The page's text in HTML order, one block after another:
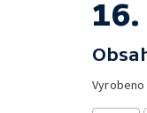
Vyrobeno